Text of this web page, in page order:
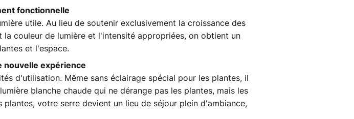
fonctionnelle
utile. Au lieu de soutenir exclusivement la croissance des
couleur de lumière et l'intensité appropriées, on obtient un
et l'espace.
nouvelle expérience
d'utilisation. Même sans éclairage spécial pour les plantes, il
blanche chaude qui ne dérange pas les plantes, mais les
votre serre devient un lieu de séjour plein d'ambiance,